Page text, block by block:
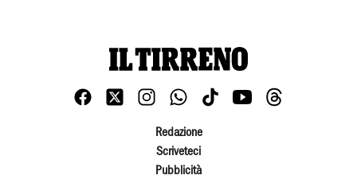
Redazione
Scriveteci
Pubblicità